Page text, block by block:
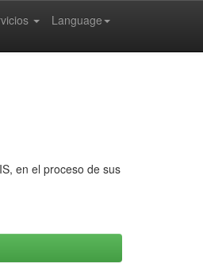
Language
en el proceso de sus